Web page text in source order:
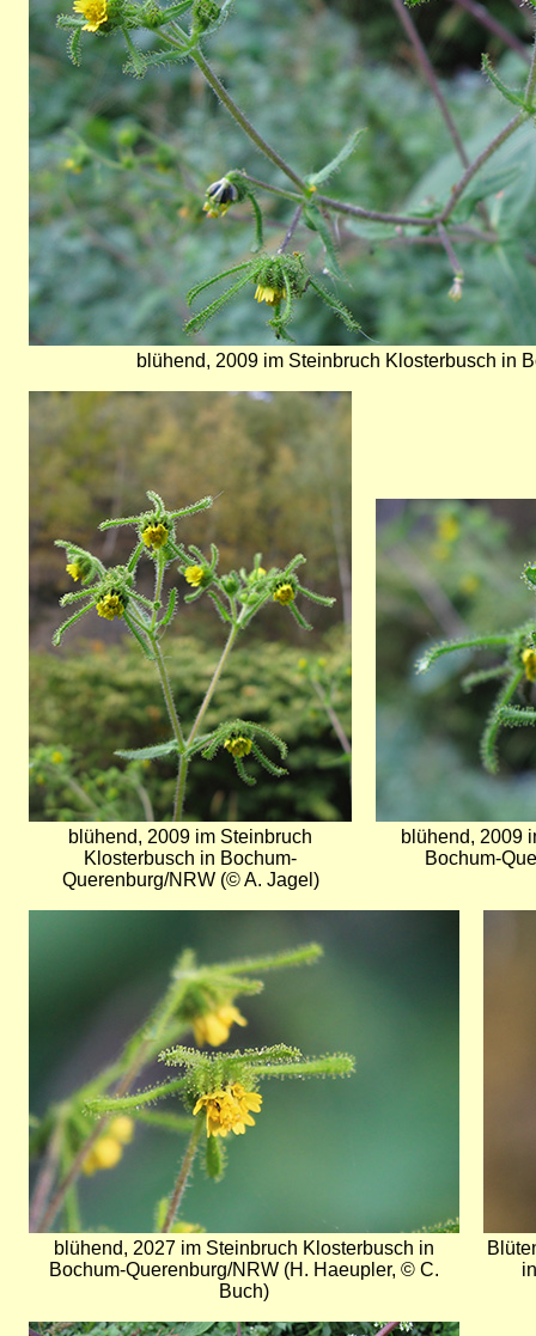
blühend, 2009 im Steinbruch Klosterbusch in
Bild
blühend, 2009 im Steinbruch
Klosterbusch in Bochum-
Querenburg/NRW (© A. Jagel)
blühend, 2009
Bochum-
blühend, 2027 im Steinbruch Klosterbusch in
Bochum-Querenburg/NRW (H. Haeupler, © C.
Buch)